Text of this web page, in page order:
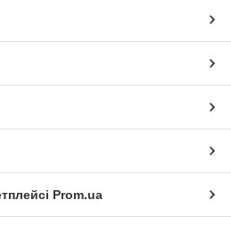
Prom.ua